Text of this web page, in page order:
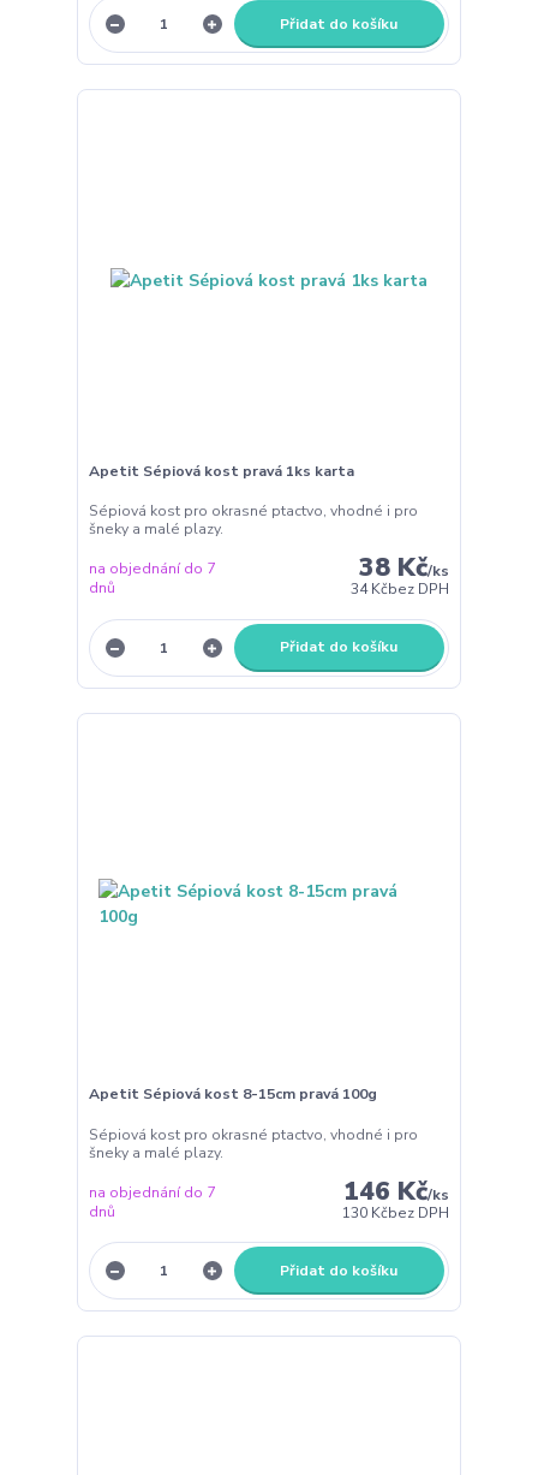
Přidat do košíku
Apetit Sépiová kost pravá 1ks karta
Sépiová kost pro okrasné ptactvo, vhodné i pro
šneky a malé plazy.
38 Kč/ks
34 Kčbez DPH
na objednání do 7
dnů
Přidat do košíku
Apetit Sépiová kost 8-15cm pravá 100g
Sépiová kost pro okrasné ptactvo, vhodné i pro
šneky a malé plazy.
146 Kč/ks
130 Kčbez DPH
na objednání do 7
dnů
Přidat do košíku